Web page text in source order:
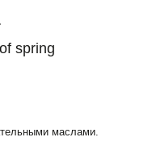
spring
маслами.